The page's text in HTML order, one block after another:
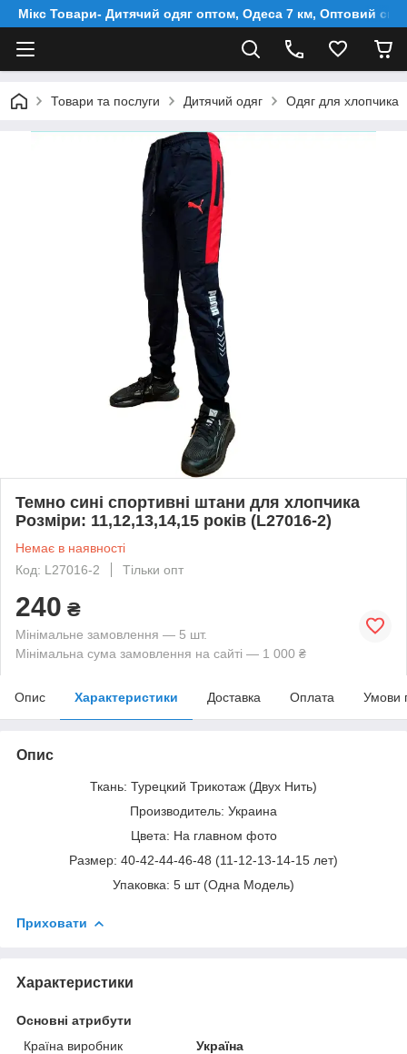
Мікс Товари- Дитячий одяг оптом, Одеса 7 км, Оптовий
Товари та послуги Дитячий одяг Одяг для хлопчика
Темно сині спортивні штани для хлопчика
Розміри: 11,12,13,14,15 років (L27016-2)
Немає в наявності
Код: L27016-2
Тільки опт
240 ₴
Мінімальне замовлення — 5 шт.
Мінімальна сума замовлення на сайті — 1 000 ₴
Опис Характеристики Доставка Оплата Умови
Опис
Ткань: Турецкий Трикотаж (Двух Нить)
Производитель: Украина
Цвета: На главном фото
Размер: 40-42-44-46-48 (11-12-13-14-15 лет)
Упаковка: 5 шт (Одна Модель)
Приховати
Характеристики
Основні атрибути
Країна виробник
Україна